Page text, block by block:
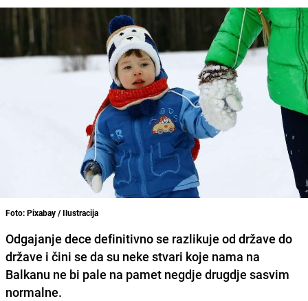
Foto: Pixabay / Ilustracija
Odgajanje dece definitivno se razlikuje od države do
države i čini se da su neke stvari koje nama na
Balkanu ne bi pale na pamet negdje drugdje sasvim
normalne.